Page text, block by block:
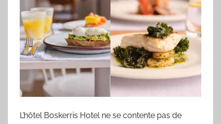
L’hôtel Boskerris Hotel ne se contente pas de